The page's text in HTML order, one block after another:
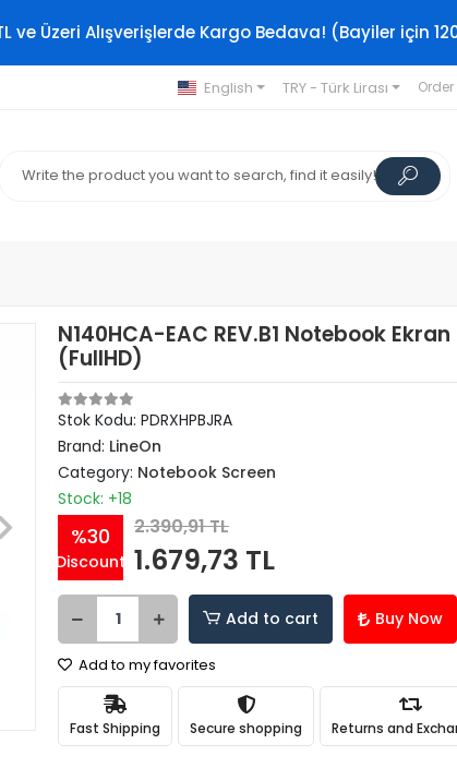
ve Üzeri Alışverişlerde Kargo Bedava! (Bayiler için
English TRY - Türk Lirası
N140HCA-EAC REV.B1 Notebook
(FullHD)
Stok Kodu: PDRXHPBJRA
Brand: LineOn
Category: Notebook Screen
Stock: +18
%30
Discount
2.390,91 TL
1.679,73 TL
Add to cart Buy Now
Add to my favorites
Fast Shipping Secure shopping Returns and